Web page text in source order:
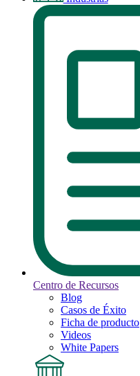
Centro de Recursos
Blog
Casos de Éxito
Ficha de producto
Videos
White Papers